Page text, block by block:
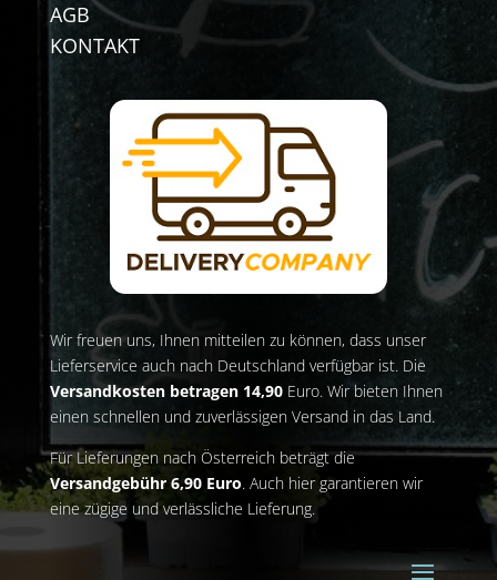
AGB
KONTAKT
Wir freuen uns, Ihnen mitteilen zu können, dass unser
Lieferservice auch nach Deutschland verfügbar ist. Die
Versandkosten betragen 14,90Euro. Wir bieten Ihnen
einen schnellen und zuverlässigen Versand in das Land.
Für Lieferungen nach Österreich beträgt die
Versandgebühr 6,90 Euro. Auch hier garantieren wir
eine zügige und verlässliche Lieferung.